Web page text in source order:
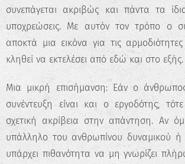
συνεπάγεται ακριβώς και πάντα τα
υποχρεώσεις. Με αυτόν τον τρόπο ο
αποκτά μια εικόνα για τις
κληθεί να εκτελέσει από εδώ και στο εξής.
Μια μικρή επισήμανση: Εάν ο
συνέντευξη είναι και ο εργοδότης,
σχετική ακρίβεια στην απάντηση. Αν
υπάλληλο του ανθρωπίνου δυναμικού
υπάρχει πιθανότητα να μη γνωρίζει